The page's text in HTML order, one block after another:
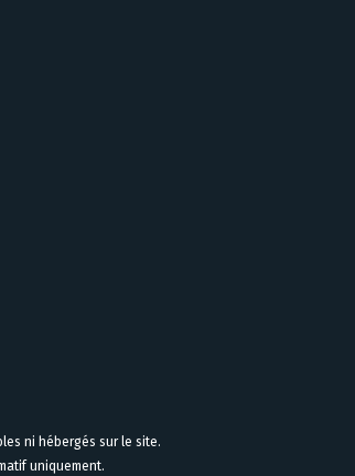
ni hébergés sur le site.
uniquement.